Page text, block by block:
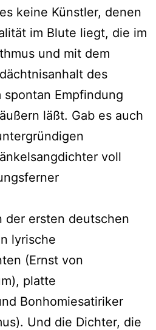
keine Künstler, denen
im Blute liegt, die im
und mit dem
des
spontan Empfindung
läßt. Gab es auch
voll
der ersten deutschen
lyrische
(Ernst von
platte
Bonhomiesatiriker
Und die Dichter, die